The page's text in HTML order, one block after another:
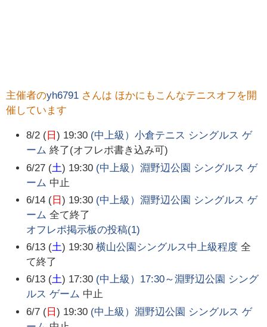
主催者のyh6791 さんは ほかにもこんなテニスオフを開
催しています
8/2 ( 日) 19:30 (中上級）小倉テニス シングルス ゲ
ーム 終了(オフレポ書き込み可)
6/27 (土) 19:30 (中上級）淵野辺公園 シングルス ゲ
ーム 中止
6/14 ( 日) 19:30 (中上級）淵野辺公園 シングルス ゲ
ーム 全て終了
オフレポ掲示板の投稿(1)
6/13 (土) 19:30 横山公園シングルス中上級程度 全
て終了
6/13 (土) 17:30 (中上級）17:30～淵野辺公園 シング
ルス ゲーム 中止
6/7 ( 日) 19:30 (中上級）淵野辺公園 シングルス ゲ